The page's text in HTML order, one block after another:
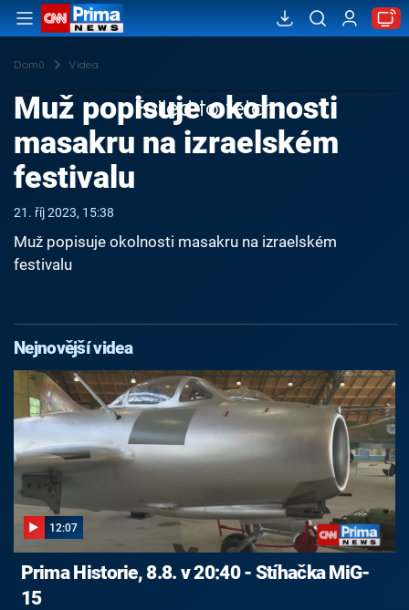
Domů Videa
Failed to fetch
Muž popisuje okolnosti
masakru na izraelském
festivalu
21. říj 2023, 15:38
Muž popisuje okolnosti masakru na izraelském
festivalu
Nejnovější videa
12:07
Prima Historie, 8.8. v 20:40 - Stíhačka MiG-
15